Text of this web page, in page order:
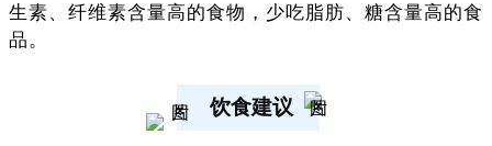
生素、纤维素含量高的食物，少吃脂肪、糖含量高的食
品。
饮食建议